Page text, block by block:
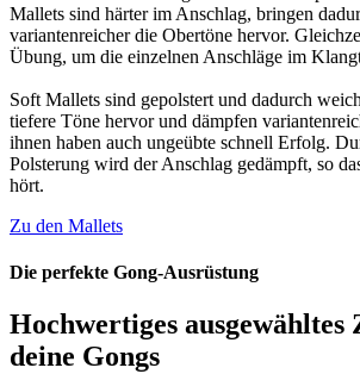
Mallets sind härter im Anschlag, bringen
variantenreicher die Obertöne hervor.
Übung, um die einzelnen Anschläge im
Soft Mallets sind gepolstert und dadurch
tiefere Töne hervor und dämpfen
ihnen haben auch ungeübte schnell Erfolg.
Polsterung wird der Anschlag gedämpft, so
hört.
Zu den Mallets
Die perfekte Gong-Ausrüstung
Hochwertiges
deine Gongs